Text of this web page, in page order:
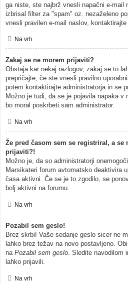
ga niste, ste najbrž vnesli napačni e-mail
izbrisal filter za "spam" oz. nezaželeno
vnesli pravilen e-mail naslov, kontaktirajte
Na vrh
Zakaj se ne morem prijaviti?
Obstaja kar nekaj razlogov, zakaj se to
prepričajte, če ste vnesli pravilno
potem kontaktirajte administratorja in se
Možno je tudi, da se je pojavila napaka v
bo moral poskrbeti sam administrator.
Na vrh
Že pred časom sem se registriral, a se
prijaviti?!
Možno je, da so administratorji
Marsikateri forum avtomatsko deaktivira
časa aktivni. Če se je to zgodilo, se
bolj aktivni na forumu.
Na vrh
Pozabil sem geslo!
Brez skrbi! Vaše sedanje geslo sicer ne
lahko brez težav na novo postavljeno.
na Pozabil sem geslo. Sledite navodilom
lahko prijavili.
Na vrh